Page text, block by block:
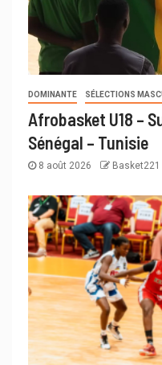
DOMINANTE SÉLECTIONS
Afrobasket U18 –
Sénégal – Tunisie
8 août 2026 Basket221